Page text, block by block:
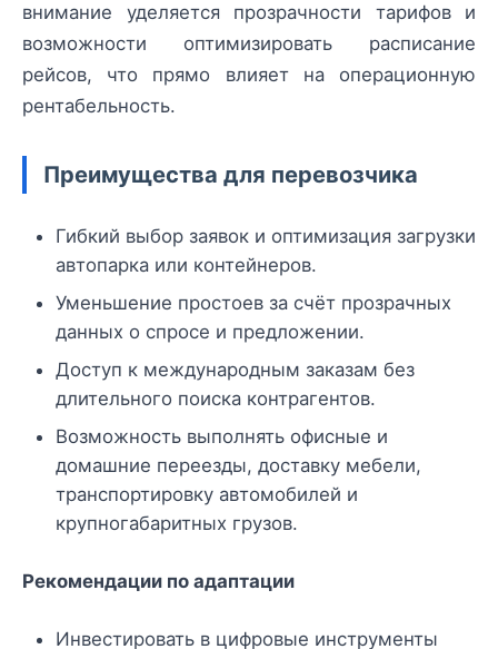
внимание уделяется прозрачности тарифов и
возможности оптимизировать расписание
рейсов, что прямо влияет на операционную
рентабельность.
Преимущества для перевозчика
Гибкий выбор заявок и оптимизация загрузки
автопарка или контейнеров.
Уменьшение простоев за счёт прозрачных
данных о спросе и предложении.
Доступ к международным заказам без
длительного поиска контрагентов.
Возможность выполнять офисные и
домашние переезды, доставку мебели,
транспортировку автомобилей и
крупногабаритных грузов.
Рекомендации по адаптации
Инвестировать в цифровые инструменты